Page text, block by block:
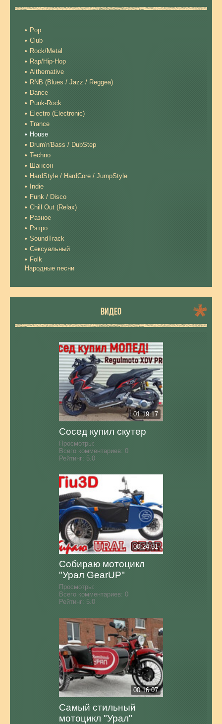
Pop
Club
Rock/Metal
Rap/Hip-Hop
Althernative
RNB (Blues / Jazz / Reggea)
Dance
Punk-Rock
Electro (Electronic)
Trance
House
Drum'n'Bass / DubStep
Techno
Шансон
HardStyle / HardCore / JumpStyle
Indie
Funk / Disco
Chill Out (Relax)
Разное
Рэтро
SoundTrack
Сексуальный
Folk
Народные песни
ВИДЕО
01:19:17
Сосед купил скутер
Просмотры:
Всего комментариев: 0
Рейтинг: 5.0
00:24:51
Собираю мотоцикл
"Урал GearUP"
Просмотры:
Всего комментариев: 0
Рейтинг: 5.0
00:16:07
Самый стильный
мотоцикл "Урал"